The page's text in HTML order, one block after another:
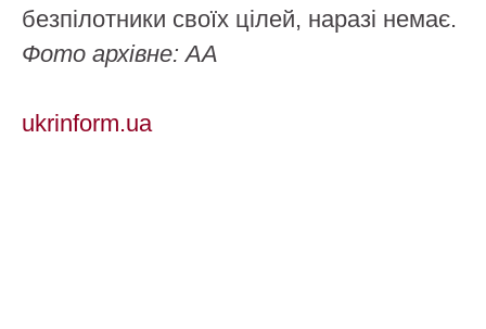
безпілотники своїх цілей, наразі немає.
Фото архівне: АА
ukrinform.ua